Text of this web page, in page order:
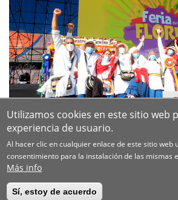
Utilizamos cookies en este sitio web
experiencia de usuario.
Al hacer clic en cualquier enlace de este sitio web
consentimiento para la instalación de las mismas
Más info
Sí, estoy de acuerdo